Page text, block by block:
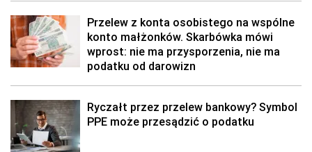
Przelew z konta osobistego na wspólne
konto małżonków. Skarbówka mówi
wprost: nie ma przysporzenia, nie ma
podatku od darowizn
Ryczałt przez przelew bankowy? Symbol
PPE może przesądzić o podatku